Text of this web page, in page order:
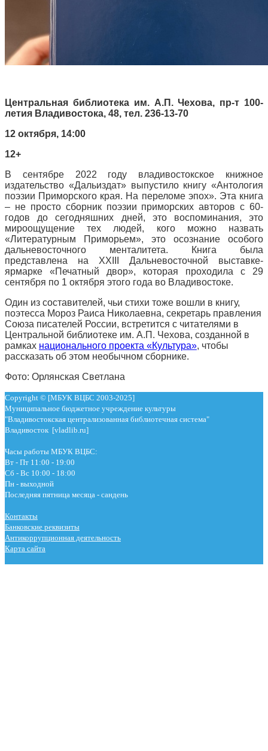
Центральная библиотека им. А.П. Чехова, пр-т 100-
летия Владивостока, 48, тел. 236-13-70
12 октября, 14:00
12+
В сентябре 2022 году владивостокское книжное
издательство «Дальиздат» выпустило книгу «Антология
поэзии Приморского края. На переломе эпох». Эта книга
– не просто сборник поэзии приморских авторов с 60-
годов до сегодняшних дней, это воспоминания, это
мироощущение тех людей, кого можно назвать
«Литературным Приморьем», это осознание особого
дальневосточного менталитета. Книга была
представлена на XXIII Дальневосточной выставке-
ярмарке «Печатный двор», которая проходила с 29
сентября по 1 октября этого года во Владивостоке.
Один из составителей, чьи стихи тоже вошли в книгу,
поэтесса Мороз Раиса Николаевна, секретарь правления
Союза писателей России, встретится с читателями в
Центральной библиотеке им. А.П. Чехова, созданной в
рамках национального проекта «Культура», чтобы
рассказать об этом необычном сборнике.
Фото: Орлянская Светлана
Copyright © [МБУК ВЦБС 2003-2025]
Муниципальное бюджетное учреждение культуры
"Владивостокская централизованная библиотечная система"
Владивосток [vladlib.ru]
Часы работы МБУК ВЦБС:
Вт - Пт 11:00 - 19:00
Сб - Вс 10:00 - 18:00
Пн - выходной
Последняя пятница месяца - сандень
Контакты
Банковские реквизиты
Антикоррупционная деятельность
Карта сайта